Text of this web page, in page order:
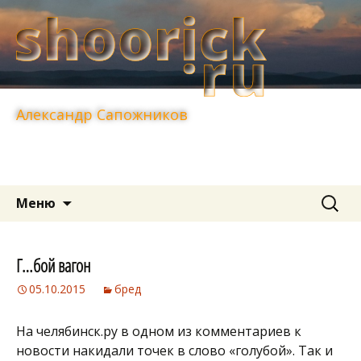
Александр Сапожников
Меню Найти:
Г…бой вагон
05.10.2015 бред
На челябинск.ру в одном из комментариев к
новости накидали точек в слово «голубой». Так и